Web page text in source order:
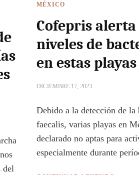
del
MÉXICO
Cofepris
niveles de
en estas
DICIEMBRE 17, 2023
Debido a la detección de la
faecalis, varias playas en
declarado no aptas para
especialmente durante